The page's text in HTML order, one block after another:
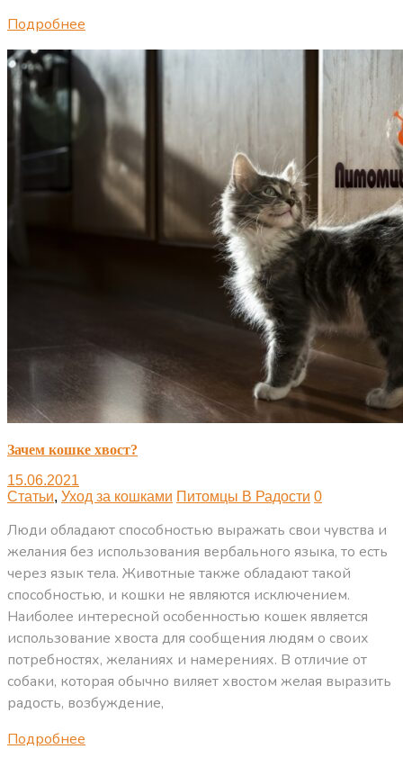
Подробнее
Зачем кошке хвост?
15.06.2021
Статьи, Уход за кошками Питомцы В Радости 0
Люди обладают способностью выражать свои чувства и
желания без использования вербального языка, то есть
через язык тела. Животные также обладают такой
способностью, и кошки не являются исключением.
Наиболее интересной особенностью кошек является
использование хвоста для сообщения людям о своих
потребностях, желаниях и намерениях. В отличие от
собаки, которая обычно виляет хвостом желая выразить
радость, возбуждение,
Подробнее